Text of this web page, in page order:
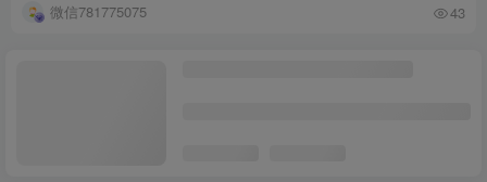
微信781775075 43